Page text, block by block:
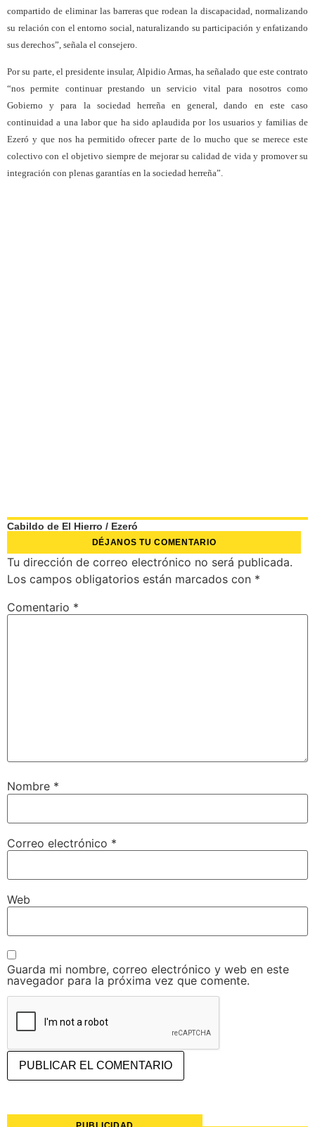
compartido de eliminar las barreras que rodean la discapacidad, normalizando
su relación con el entorno social, naturalizando su participación y enfatizando
sus derechos”, señala el consejero.
Por su parte, el presidente insular, Alpidio Armas, ha señalado que este contrato
“nos permite continuar prestando un servicio vital para nosotros como
Gobierno y para la sociedad herreña en general, dando en este caso
continuidad a una labor que ha sido aplaudida por los usuarios y familias de
Ezeró y que nos ha permitido ofrecer parte de lo mucho que se merece este
colectivo con el objetivo siempre de mejorar su calidad de vida y promover su
integración con plenas garantías en la sociedad herreña”.
Cabildo de El Hierro / Ezeró
DÉJANOS TU COMENTARIO
Tu dirección de correo electrónico no será publicada.
Los campos obligatorios están marcados con *
Comentario *
Nombre *
Correo electrónico *
Web
Guarda mi nombre, correo electrónico y web en este
navegador para la próxima vez que comente.